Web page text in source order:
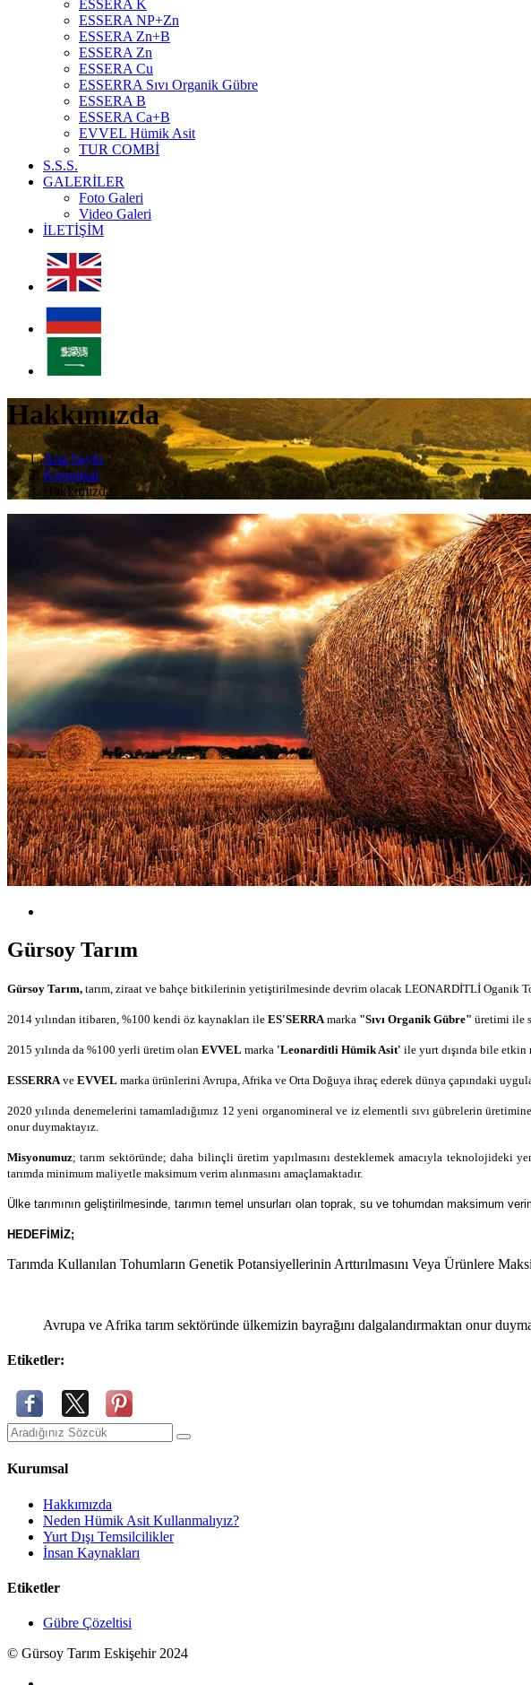
ESSERA K
ESSERA NP+Zn
ESSERA Zn+B
ESSERA Zn
ESSERA Cu
ESSERRA Sıvı Organik Gübre
ESSERA B
ESSERA Ca+B
EVVEL Hümik Asit
TUR COMBİ
S.S.S.
GALERİLER
Foto Galeri
Video Galeri
İLETİŞİM
Hakkımızda
Ana Sayfa
Kurumsal
Hakkımızda
Gürsoy Tarım
Gürsoy Tarım, tarım, ziraat ve bahçe bitkilerinin yetiştirilmesinde devrim olacak LEONARDİTLİ Oganik
2014 yılından itibaren, %100 kendi öz kaynakları ile ES'SERRA marka "Sıvı Organik Gübre" üretimi ile
2015 yılında da %100 yerli üretim olan EVVEL marka 'Leonarditli Hümik Asit' ile yurt dışında bile etkin
ESSERRA ve EVVEL marka ürünlerini Avrupa, Afrika ve Orta Doğuya ihraç ederek dünya çapındaki
2020 yılında denemelerini tamamladığımız 12 yeni organomineral ve iz elementli sıvı gübrelerin
onur duymaktayız.
Misyonumuz;tarım sektöründe; daha bilinçli üretim yapılmasını desteklemek amacıyla
tarımda minimum maliyetle maksimum verim alınmasını amaçlamaktadır.
Ülke tarımının geliştirilmesinde, tarımın temel unsurları olan toprak, su ve tohumdan maksimum
HEDEFİMİZ;
Tarımda Kullanılan Tohumların Genetik Potansiyellerinin Arttırılmasını Veya Ürünlere
Avrupa ve Afrika tarım sektöründe ülkemizin bayrağını dalgalandırmaktan onur
Etiketler:
Kurumsal
Hakkımızda
Neden Hümik Asit Kullanmalıyız?
Yurt Dışı Temsilcilikler
İnsan Kaynakları
Etiketler
Gübre Çözeltisi
© Gürsoy Tarım Eskişehir 2024